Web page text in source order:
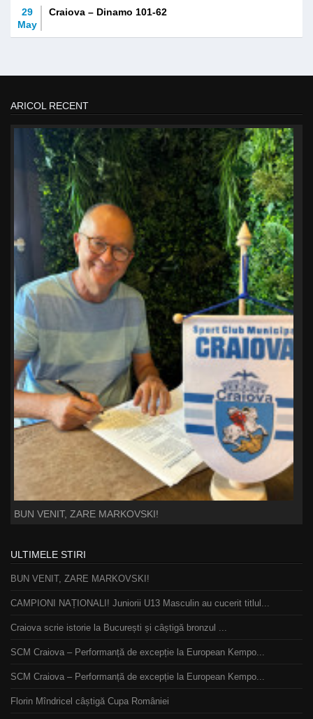
29
May
Craiova – Dinamo 101-62
ARICOL RECENT
BUN VENIT, ZARE MARKOVSKI!
ULTIMELE STIRI
BUN VENIT, ZARE MARKOVSKI!
CAMPIONI NAȚIONALI! Juniorii U13 Masculin au cucerit titlul...
Craiova scrie istorie la București și câștigă bronzul ...
SCM Craiova – Performanță de excepție la European Kempo...
SCM Craiova – Performanță de excepție la European Kempo...
Florin Mîndricel câștigă Cupa României